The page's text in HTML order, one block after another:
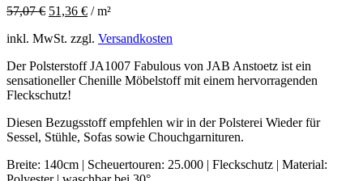
57,07€ 51,36 € /m²
inkl. MwSt. zzgl. Versandkosten
Der Polsterstoff JA1007 Fabulous von JAB Anstoetz ist ein
sensationeller Chenille Möbelstoff mit einem hervorragenden
Fleckschutz!
Diesen Bezugsstoff empfehlen wir in der Polsterei Wieder für
Sessel, Stühle, Sofas sowie Chouchgarnituren.
Breite: 140cm | Scheuertouren: 25.000 | Fleckschutz | Material: